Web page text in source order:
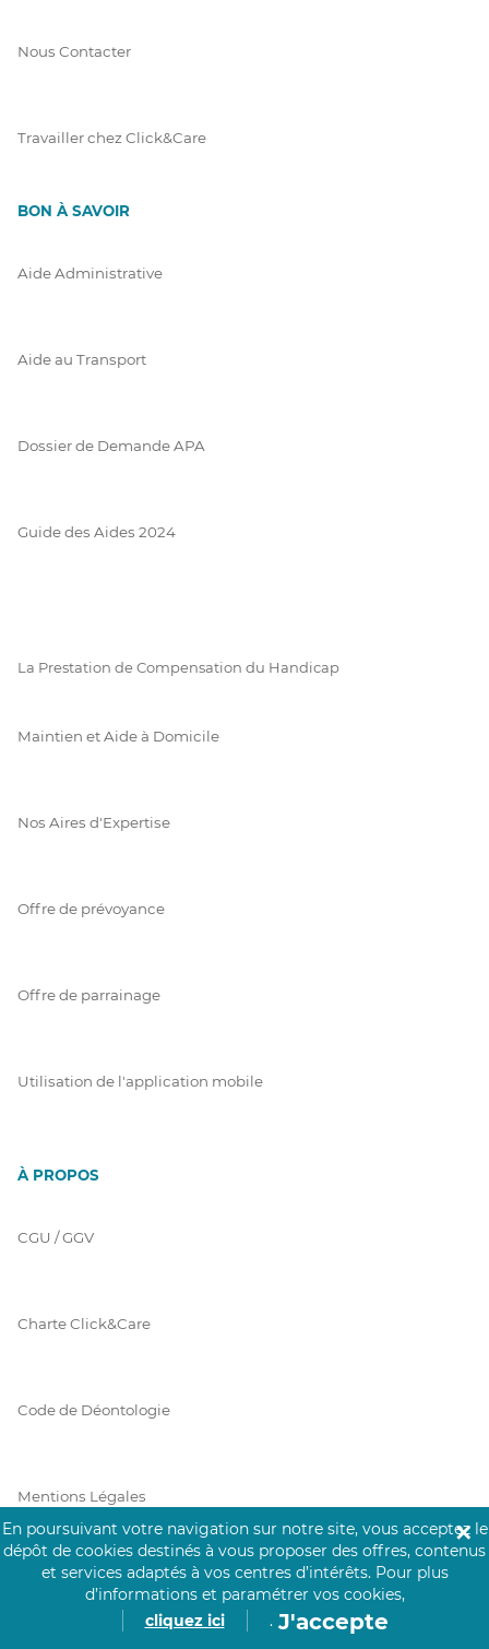
Nous Contacter
Travailler chez Click&Care
BON À SAVOIR
Aide Administrative
Aide au Transport
Dossier de Demande APA
Guide des Aides 2024
La Prestation de Compensation du Handicap
Maintien et Aide à Domicile
Nos Aires d'Expertise
Offre de prévoyance
Offre de parrainage
Utilisation de l'application mobile
À PROPOS
CGU / GGV
Charte Click&Care
Code de Déontologie
Mentions Légales
Prérequis Click&Care
En poursuivant votre navigation sur notre site, vous acceptez le
dépôt de cookies destinés à vous proposer des offres, contenus
et services adaptés à vos centres d’intérêts. Pour plus
d’informations et paramétrer vos cookies,
cliquez ici
. J'accepte
✕